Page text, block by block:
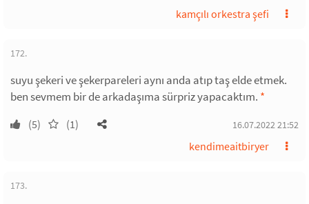
kamçılı orkestra şefi
172.
suyu şekeri ve şekerpareleri aynı anda atıp taş elde etmek.
ben sevmem bir de arkadaşıma sürpriz yapacaktım. *
(5) (1) 16.07.2022 21:52
kendimeaitbiryer
173.